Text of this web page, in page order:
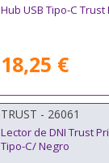
Hub USB Tipo-C
18,25 €
TRUST - 26061
Lector de DNI Trust
Tipo-C/ Negro